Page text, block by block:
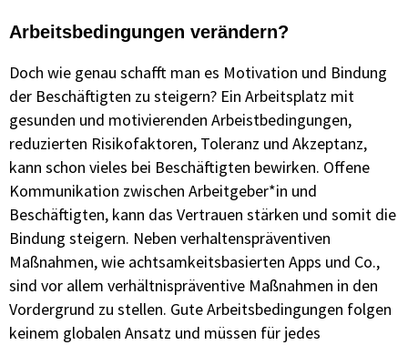
Arbeitsbedingungen verändern?
Doch wie genau schafft man es Motivation und Bindung
der Beschäftigten zu steigern? Ein Arbeitsplatz mit
gesunden und motivierenden Arbeistbedingungen,
reduzierten Risikofaktoren, Toleranz und Akzeptanz,
kann schon vieles bei Beschäftigten bewirken. Offene
Kommunikation zwischen Arbeitgeber*in und
Beschäftigten, kann das Vertrauen stärken und somit die
Bindung steigern. Neben verhaltenspräventiven
Maßnahmen, wie achtsamkeitsbasierten Apps und Co.,
sind vor allem verhältnispräventive Maßnahmen in den
Vordergrund zu stellen. Gute Arbeitsbedingungen folgen
keinem globalen Ansatz und müssen für jedes